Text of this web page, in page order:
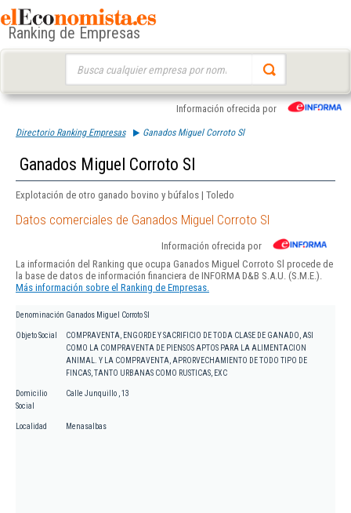
Ranking de Empresas
Información ofrecida por
Directorio Ranking Empresas Ganados Miguel Corroto Sl
Ganados Miguel Corroto Sl
Explotación de otro ganado bovino y búfalos | Toledo
Datos comerciales de Ganados Miguel Corroto Sl
Información ofrecida por
La información del Ranking que ocupa Ganados Miguel Corroto Sl procede de
la base de datos de información financiera de INFORMA D&B S.A.U. (S.M.E.).
Más información sobre el Ranking de Empresas.
Denominación Ganados Miguel Corroto Sl
Objeto Social
COMPRAVENTA, ENGORDE Y SACRIFICIO DE TODA CLASE DE GANADO, ASI
COMO LA COMPRAVENTA DE PIENSOS APTOS PARA LA ALIMENTACION
ANIMAL. Y LA COMPRAVENTA, APRORVECHAMIENTO DE TODO TIPO DE
FINCAS, TANTO URBANAS COMO RUSTICAS, EXC
Domicilio
Social
Calle Junquillo , 13
Localidad Menasalbas